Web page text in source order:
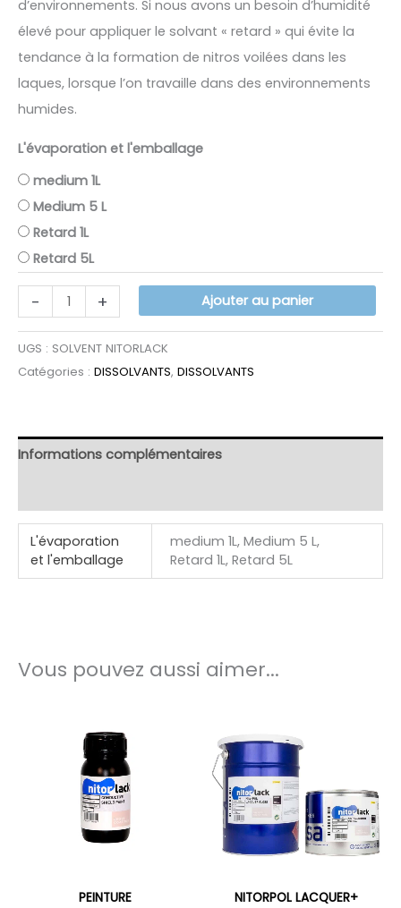
à
49.52€
d’environnements. Si nous avons un besoin d’humidité
élevé pour appliquer le solvant « retard » qui évite la
tendance à la formation de nitros voilées dans les
laques, lorsque l’on travaille dans des environnements
humides.
L'évaporation et l'emballage
medium 1L
Medium 5 L
Retard 1L
Retard 5L
-
quantité
de
SOLVANT
+ Ajouter au panier
UGS : SOLVENT NITORLACK
Catégories : DISSOLVANTS, DISSOLVANTS
Informations complémentaires
L'évaporation
et l'emballage
medium 1L, Medium 5 L,
Retard 1L, Retard 5L
Vous pouvez aussi aimer...
PEINTURE
NITORPOL LACQUER+